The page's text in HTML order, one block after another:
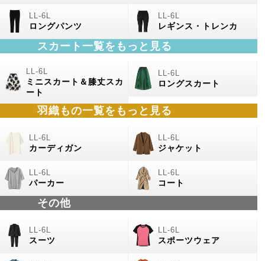
ロングパンツ レギンス・トレンカ
スカート一覧をもっと見る
ミニスカート＆膝丈スカ
ート
ロングスカート
羽織もの一覧をもっと見る
カーディガン ジャケット
パーカー コート
その他
スーツ スポーツウェア